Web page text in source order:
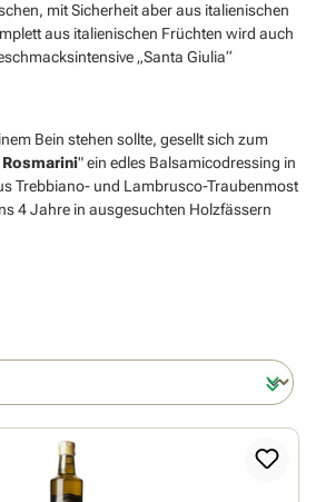
mit Sicherheit aber aus italienischen
aus italienischen Früchten wird auch
„Santa Giulia“
Bein stehen sollte, gesellt sich zum
" ein edles Balsamicodressing in
Trebbiano- und Lambrusco-Traubenmost
4 Jahre in ausgesuchten Holzfässern